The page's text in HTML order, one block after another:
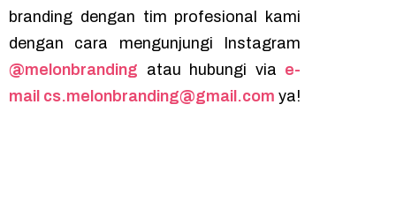
branding dengan tim profesional kami
dengan cara mengunjungi Instagram
@melonbranding atau hubungi via e-
mail cs.melonbranding@gmail.com ya!